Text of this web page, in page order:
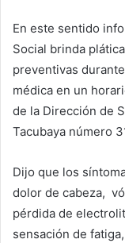
En este sentido
Social brinda
preventivas
médica en un
de la Dirección de
Tacubaya número
Dijo que los
dolor de cabeza,
pérdida de
sensación de